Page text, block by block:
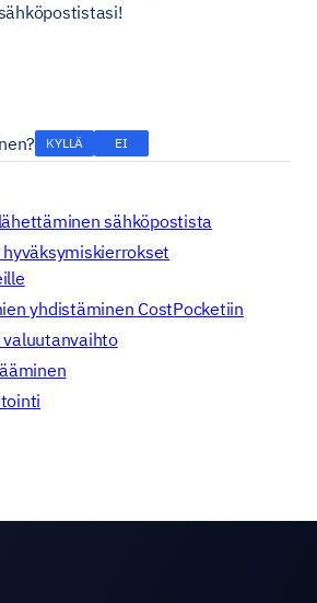
KYLLÄ EI
sähköpostista
yhdistäminen CostPocketiin